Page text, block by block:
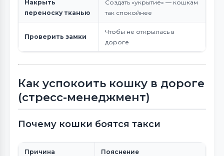
Накрыть
переноску тканью
Создать «укрытие» — кошкам
так спокойнее
Проверить замки
Чтобы не открылась в
дороге
Как успокоить кошку в дороге
(стресс-менеджмент)
Почему кошки боятся такси
Причина Пояснение